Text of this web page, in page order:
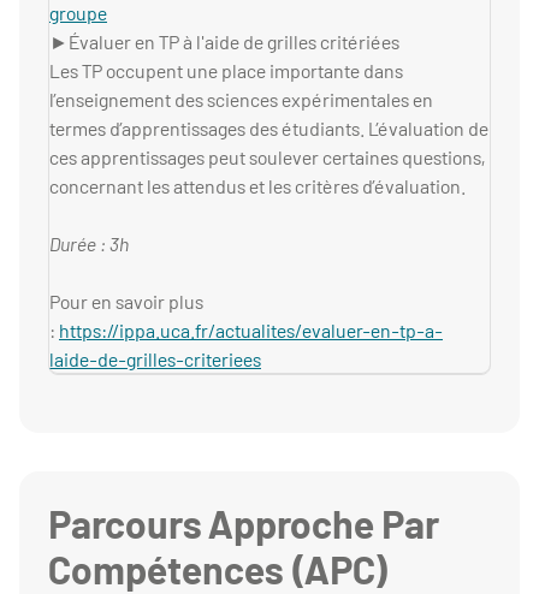
groupe
►Évaluer en TP à l'aide de grilles critériées
Les TP occupent une place importante dans
l’enseignement des sciences expérimentales en
termes d’apprentissages des étudiants. L’évaluation de
ces apprentissages peut soulever certaines questions,
concernant les attendus et les critères d’évaluation.
Durée : 3h
Pour en savoir plus
: https://ippa.uca.fr/actualites/evaluer-en-tp-a-
laide-de-grilles-criteriees
Parcours Approche Par
Compétences (APC)